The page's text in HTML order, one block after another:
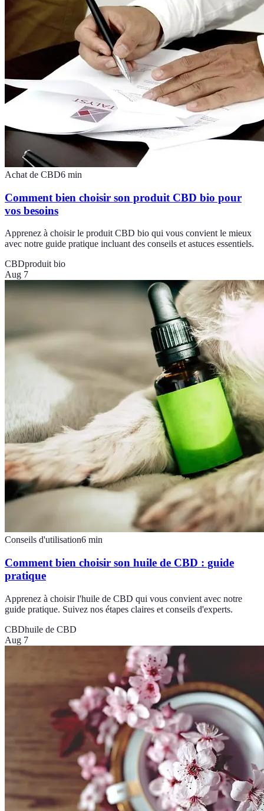
Achat de CBD6 min
Comment bien choisir son produit CBD bio pour
vos besoins
Apprenez à choisir le produit CBD bio qui vous convient le mieux
avec notre guide pratique incluant des conseils et astuces essentiels.
CBDproduit bio
Aug 7
Conseils d'utilisation6 min
Comment bien choisir son huile de CBD : guide
pratique
Apprenez à choisir l'huile de CBD qui vous convient avec notre
guide pratique. Suivez nos étapes claires et conseils d'experts.
CBDhuile de CBD
Aug 7